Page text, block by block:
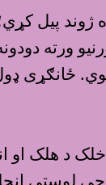
پيل
ورته
د هلک او
لوستې